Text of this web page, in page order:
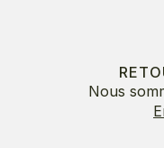
Nous